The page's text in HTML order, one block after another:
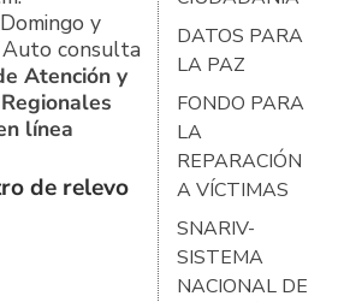
y
Auto consulta
Atención y
línea
de relevo
DATOS PARA
LA PAZ
FONDO PARA
LA
REPARACIÓN
A VÍCTIMAS
SNARIV-
SISTEMA
NACIONAL DE